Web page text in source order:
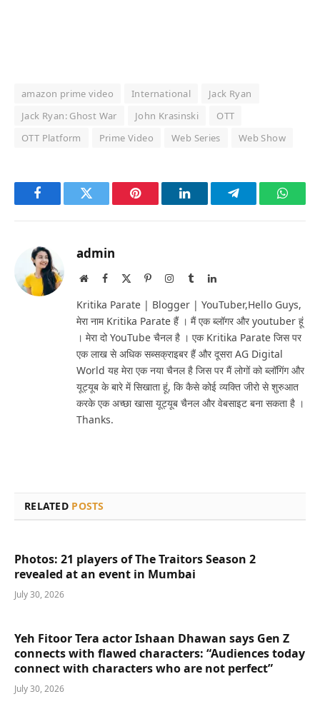
amazon prime video International
Jack Ryan
Jack Ryan: Ghost War
John Krasinski
OTT
OTT Platform
Prime Video Web Series Web Show
FacebookTwitter Pinterest LinkedInTelegram
admin
WebsiteFacebook PinterestInstagram
TumblrLinkedIn
Kritika Parate | Blogger | YouTuber,Hello Guys,
मेरा नाम Kritika Parate हैं । मैं एक ब्लॉगर और youtuber हूं
। मेरा दो YouTube चैनल है । एक Kritika Parate जिस पर
एक लाख से अधिक सब्सक्राइबर हैं और दूसरा AG Digital
World यह मेरा एक नया चैनल है जिस पर मैं लोगों को ब्लॉगिंग और
यूट्यूब के बारे में सिखाता हूं, कि कैसे कोई व्यक्ति जीरो से शुरुआत
करके एक अच्छा खासा यूट्यूब चैनल और वेबसाइट बना सकता है ।
Thanks.
RELATED POSTS
Photos: 21 players of The Traitors Season 2
revealed at an event in Mumbai
July 30, 2026
Yeh Fitoor Tera actor Ishaan Dhawan says Gen Z
connects with flawed characters: “Audiences today
connect with characters who are not perfect”
July 30, 2026